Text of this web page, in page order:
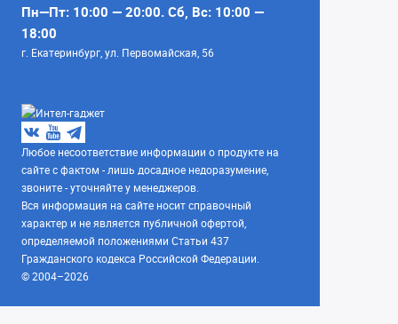
Пн—Пт: 10:00 — 20:00. Сб, Вс: 10:00 —
18:00
г. Екатеринбург, ул. Первомайская, 56
Любое несоответствие информации о продукте на
сайте с фактом - лишь досадное недоразумение,
звоните - уточняйте у менеджеров.
Вся информация на сайте носит справочный
характер и не является публичной офертой,
определяемой положениями Статьи 437
Гражданского кодекса Российской Федерации.
© 2004–2026